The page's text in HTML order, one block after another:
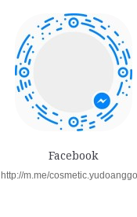
Facebook
http://m.me/